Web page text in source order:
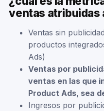
ventas atribuidas
Ventas sin
productos
Ads)
Ventas por
ventas en las que
Product Ads, sea
Ingresos por